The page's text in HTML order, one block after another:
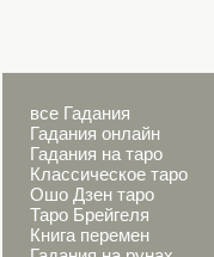
все Гадания
Гадания онлайн
Гадания на таро
Классическое таро
Ошо Дзен таро
Таро Брейгеля
Книга перемен